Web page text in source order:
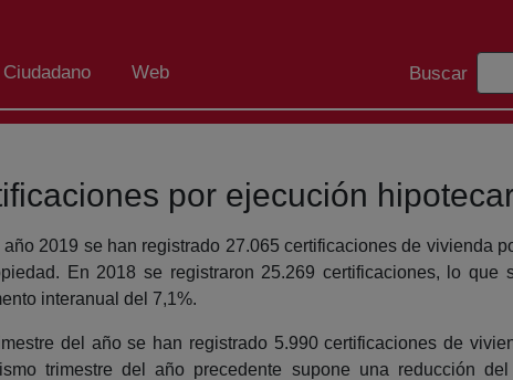
Web
Barra de
Buscar
por ejecución
año 2019 se han registrado 27.065 certificaciones de vivienda
En 2018 se registraron 25.269 certificaciones, lo que
interanual del 7,1%.
del año se han registrado 5.990 certificaciones de
trimestre del año precedente supone una reducción